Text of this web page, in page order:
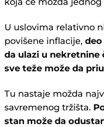
U uslovima relativno
povišene inflacije,
da ulazi u nekretnine
sve teže može da
Tu nastaje možda
savremenog tržišta.
stan može da